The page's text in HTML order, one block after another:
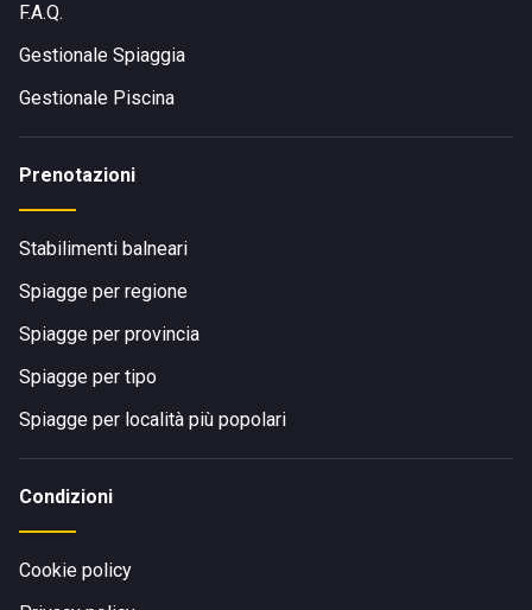
F.A.Q.
Gestionale Spiaggia
Gestionale Piscina
Prenotazioni
Stabilimenti balneari
Spiagge per regione
Spiagge per provincia
Spiagge per tipo
Spiagge per località più popolari
Condizioni
Cookie policy